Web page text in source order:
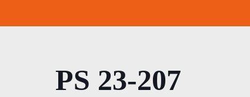
PS 23-207